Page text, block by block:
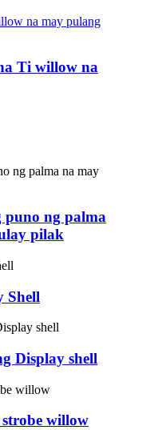
Ti willow na
puno ng palma
pilak
Shell
Display shell
willow